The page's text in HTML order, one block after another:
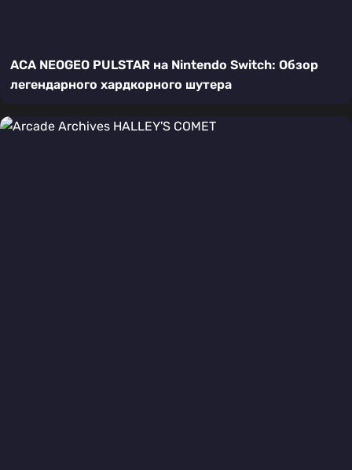
ACA NEOGEO PULSTAR на Nintendo Switch: Обзор
легендарного хардкорного шутера